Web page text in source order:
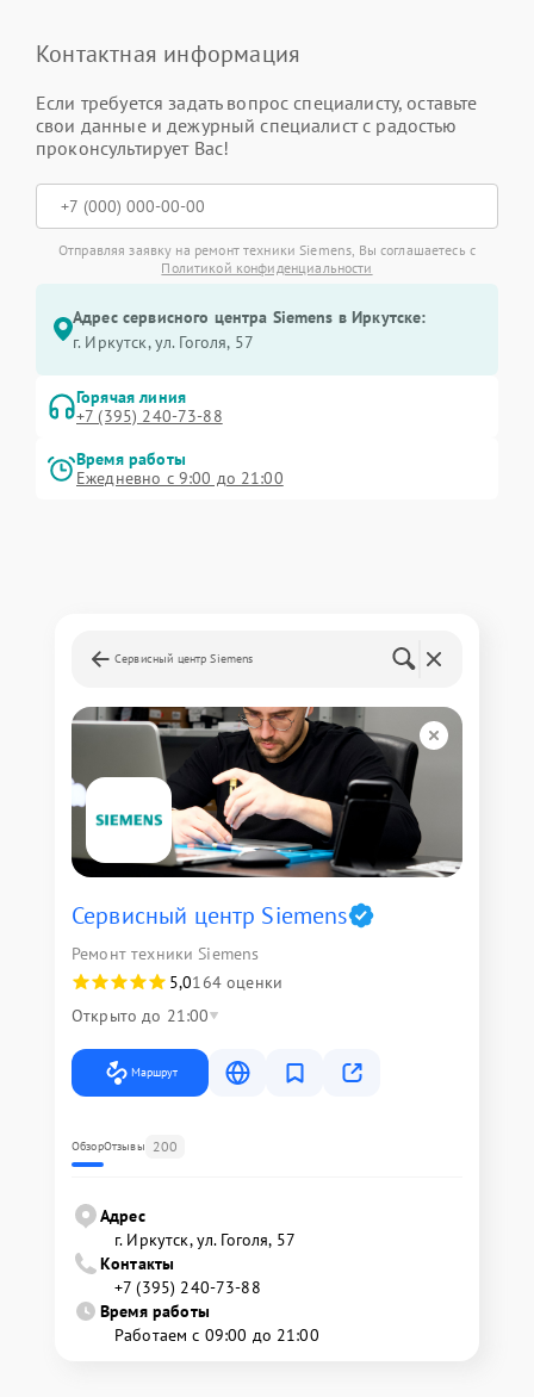
Контактная информация
Если требуется задать вопрос специалисту, оставьте
свои данные и дежурный специалист с радостью
проконсультирует Вас!
Отправляя заявку на ремонт техники Siemens, Вы соглашаетесь с
Политикой конфиденциальности
Адрес сервисного центра Siemens в Иркутске:
г. Иркутск, ул. ​Гоголя, 57
Горячая линия
+7 (395) 240-73-88
Время работы
Ежедневно с 9:00 до 21:00
Сервисный центр Siemens
Сервисный центр Siemens
Ремонт техники Siemens
5,0164 оценки
Открыто до 21:00
Маршрут
ОбзорОтзывы 200
Адрес
г. Иркутск, ул. ​Гоголя, 57
Контакты
+7 (395) 240-73-88
Время работы
Работаем с 09:00 до 21:00